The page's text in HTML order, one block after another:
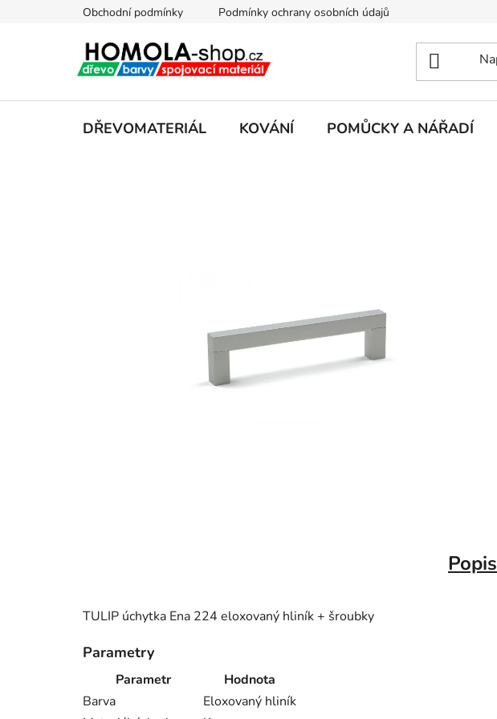
Obchodní podmínky Podmínky ochrany osobních údajů
DŘEVOMATERIÁL KOVÁNÍ POMŮCKY A NÁŘADÍ
Popis
TULIP úchytka Ena 224 eloxovaný hliník + šroubky
Parametry
Parametr
Hodnota
Barva
Eloxovaný hliník